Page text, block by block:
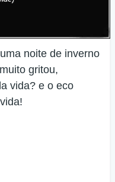
noite de inverno
gritou,
vida? e o eco